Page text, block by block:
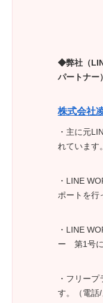
◆弊社（
パートナー
株式会社
・主に元
れています。
・LINE
ポートを行
・LINE
ー 第1号に
・フリー
す。（電話/